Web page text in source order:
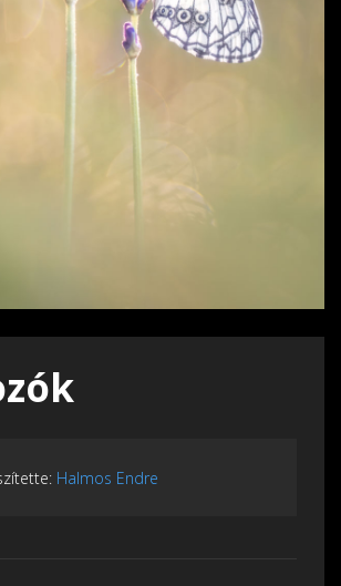
Halmos Endre